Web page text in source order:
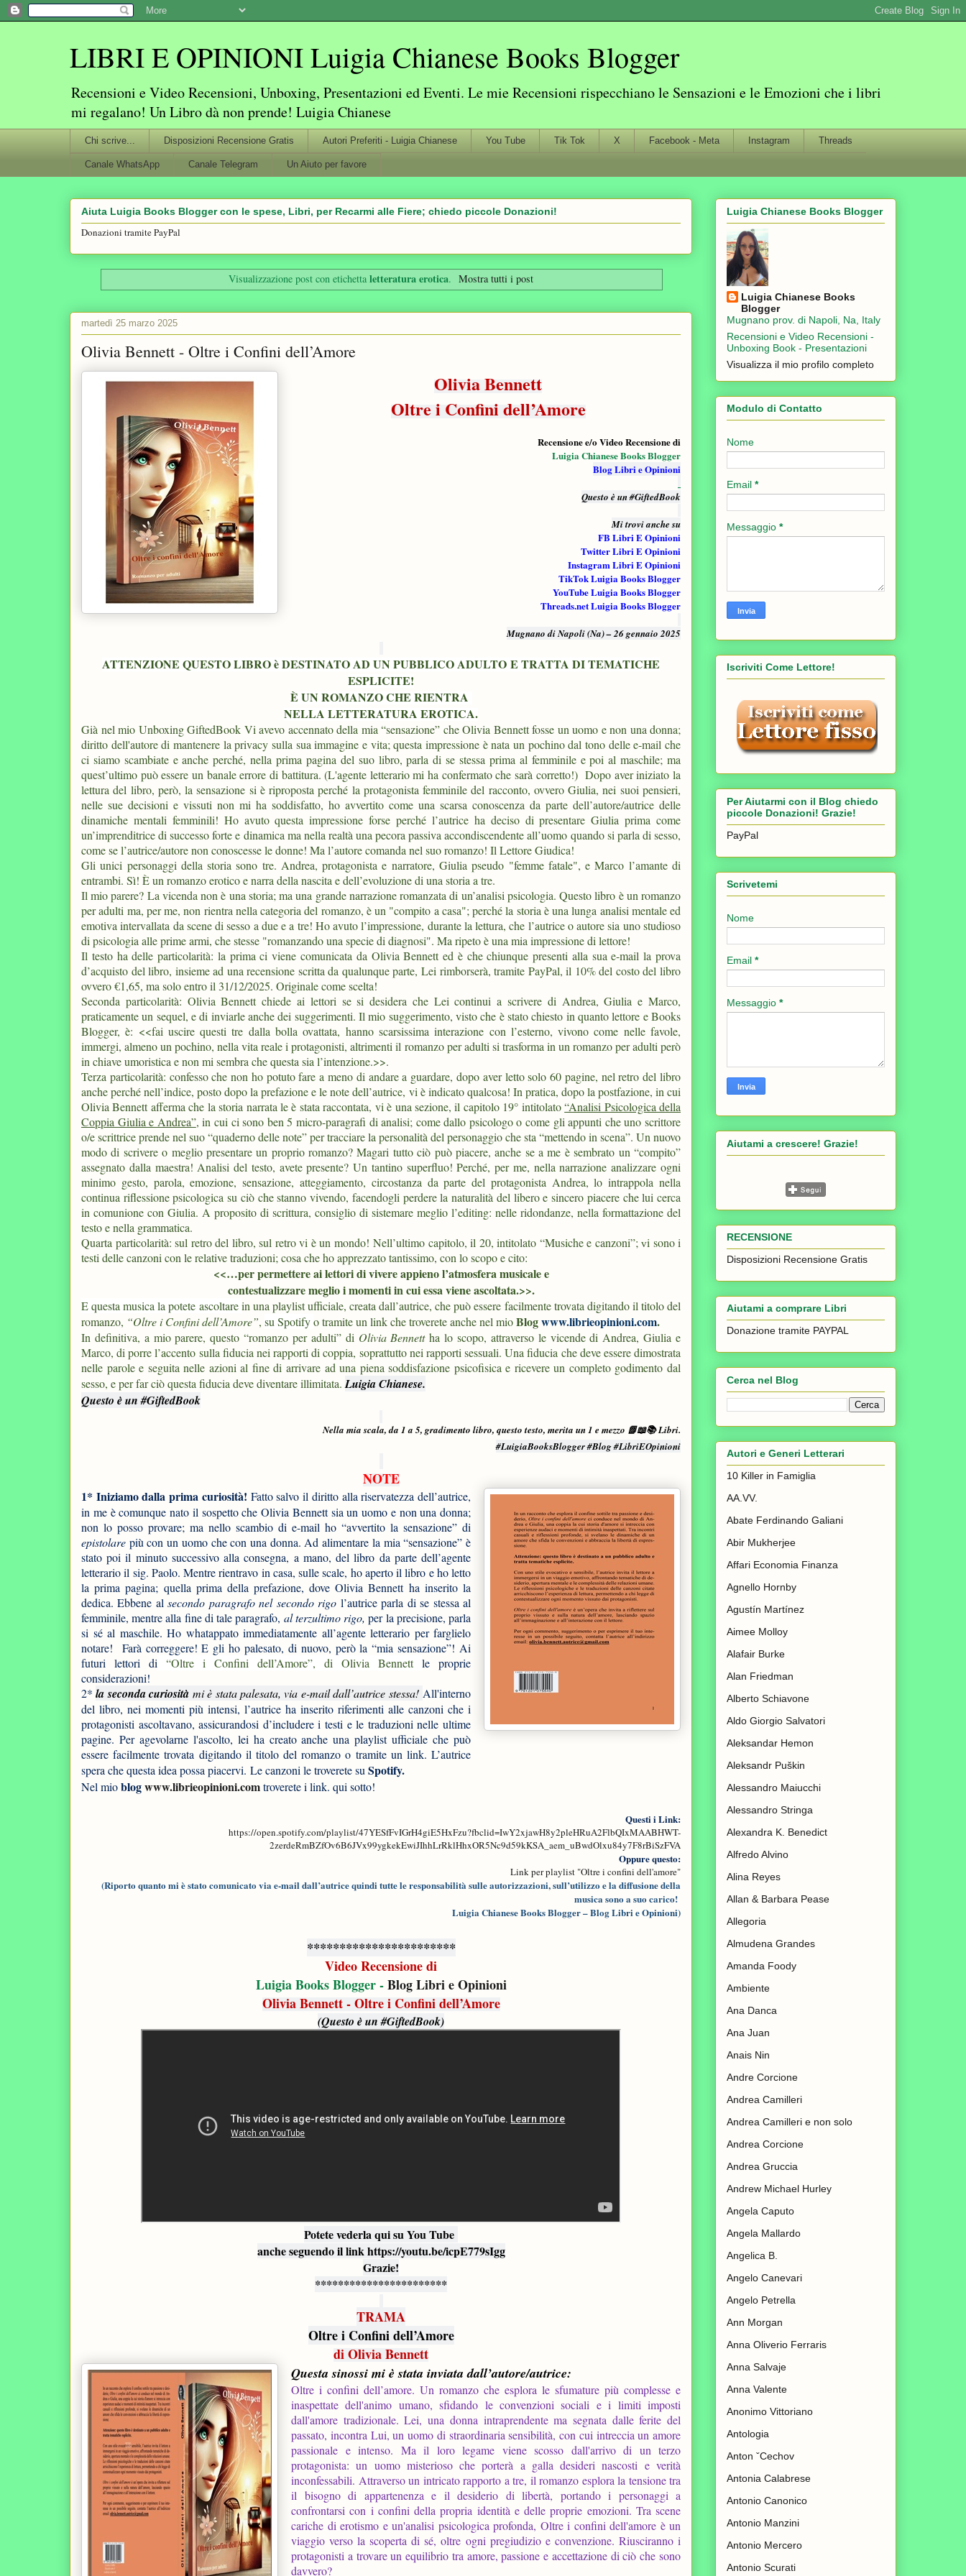
LIBRI E OPINIONI Luigia Chianese Books Blogger
Recensioni e Video Recensioni, Unboxing, Presentazioni ed Eventi. Le mie Recensioni rispecchiano le Sensazioni e le Emozioni che i libri
mi regalano! Un Libro dà non prende! Luigia Chianese
Chi scrive... Disposizioni Recensione Gratis Autori Preferiti - Luigia Chianese You Tube Tik Tok X Facebook - Meta Instagram Threads
Canale WhatsApp Canale Telegram Un Aiuto per favore
Aiuta Luigia Books Blogger con le spese, Libri, per Recarmi alle Fiere; chiedo piccole Donazioni!
Donazioni tramite PayPal
Visualizzazione post con etichettaletteratura erotica. Mostra tutti i post
martedì 25 marzo 2025
Olivia Bennett - Oltre i Confini dell’Amore
Olivia Bennett
Oltre i Confini dell’Amore
Recensione e/o Video Recensione di
Luigia Chianese Books Blogger
Blog Libri e Opinioni
Questo è un #GiftedBook
Mi trovi anche su
FB Libri E Opinioni
Twitter Libri E Opinioni
Instagram Libri E Opinioni
TikTok Luigia Books Blogger
YouTube Luigia Books Blogger
Threads.net Luigia Books Blogger
Mugnano di Napoli (Na) – 26 gennaio 2025
ATTENZIONE QUESTO LIBRO è DESTINATO AD UN PUBBLICO ADULTO E TRATTA DI TEMATICHE
ESPLICITE!
È UN ROMANZO CHE RIENTRA
NELLA LETTERATURA EROTICA.
Già nel mio Unboxing GiftedBook Vi avevo accennato della mia “sensazione” che Olivia Bennett fosse un uomo e non una donna;
diritto dell'autore di mantenere la privacy sulla sua immagine e vita; questa impressione è nata un pochino dal tono delle e-mail che
ci siamo scambiate e anche perché, nella prima pagina del suo libro, parla di se stessa prima al femminile e poi al maschile; ma
quest’ultimo può essere un banale errore di battitura. (L'agente letterario mi ha confermato che sarà corretto!) Dopo aver iniziato la
lettura del libro, però, la sensazione si è riproposta perché la protagonista femminile del racconto, ovvero Giulia, nei suoi pensieri,
nelle sue decisioni e vissuti non mi ha soddisfatto, ho avvertito come una scarsa conoscenza da parte dell’autore/autrice delle
dinamiche mentali femminili! Ho avuto questa impressione forse perché l’autrice ha deciso di presentare Giulia prima come
un’imprenditrice di successo forte e dinamica ma nella realtà una pecora passiva accondiscendente all’uomo quando si parla di sesso,
come se l’autrice/autore non conoscesse le donne! Ma l’autore comanda nel suo romanzo! Il Lettore Giudica!
Gli unici personaggi della storia sono tre. Andrea, protagonista e narratore, Giulia pseudo "femme fatale", e Marco l’amante di
entrambi. Sì! È un romanzo erotico e narra della nascita e dell’evoluzione di una storia a tre.
Il mio parere? La vicenda non è una storia; ma una grande narrazione romanzata di un’analisi psicologia. Questo libro è un romanzo
per adulti ma, per me, non rientra nella categoria del romanzo, è un "compito a casa"; perché la storia è una lunga analisi mentale ed
emotiva intervallata da scene di sesso a due e a tre! Ho avuto l’impressione, durante la lettura, che l’autrice o autore sia uno studioso
di psicologia alle prime armi, che stesse "romanzando una specie di diagnosi". Ma ripeto è una mia impressione di lettore!
Il testo ha delle particolarità: la prima ci viene comunicata da Olivia Bennett ed è che chiunque presenti alla sua e-mail la prova
d’acquisto del libro, insieme ad una recensione scritta da qualunque parte, Lei rimborserà, tramite PayPal, il 10% del costo del libro
ovvero €1,65, ma solo entro il 31/12/2025. Originale come scelta!
Seconda particolarità: Olivia Bennett chiede ai lettori se si desidera che Lei continui a scrivere di Andrea, Giulia e Marco,
praticamente un sequel, e di inviarle anche dei suggerimenti. Il mio suggerimento, visto che è stato chiesto in quanto lettore e Books
Blogger, è: <<fai uscire questi tre dalla bolla ovattata, hanno scarsissima interazione con l’esterno, vivono come nelle favole,
immergi, almeno un pochino, nella vita reale i protagonisti, altrimenti il romanzo per adulti si trasforma in un romanzo per adulti però
in chiave umoristica e non mi sembra che questa sia l’intenzione.>>.
Terza particolarità: confesso che non ho potuto fare a meno di andare a guardare, dopo aver letto solo 60 pagine, nel retro del libro
anche perché nell’indice, posto dopo la prefazione e le note dell’autrice, vi è indicato qualcosa! In pratica, dopo la postfazione, in cui
Olivia Bennett afferma che la storia narrata le è stata raccontata, vi è una sezione, il capitolo 19° intitolato“Analisi Psicologica della
Coppia Giulia e Andrea”, in cui ci sono ben 5 micro-paragrafi di analisi; come dallo psicologo o come gli appunti che uno scrittore
o/e scrittrice prende nel suo “quaderno delle note” per tracciare la personalità del personaggio che sta “mettendo in scena”. Un nuovo
modo di scrivere o meglio presentare un proprio romanzo? Magari tutto ciò può piacere, anche se a me è sembrato un “compito”
assegnato dalla maestra! Analisi del testo, avete presente? Un tantino superfluo! Perché, per me, nella narrazione analizzare ogni
minimo gesto, parola, emozione, sensazione, atteggiamento, circostanza da parte del protagonista Andrea, lo intrappola nella
continua riflessione psicologica su ciò che stanno vivendo, facendogli perdere la naturalità del libero e sincero piacere che lui cerca
in comunione con Giulia. A proposito di scrittura, consiglio di sistemare meglio l’editing: nelle ridondanze, nella formattazione del
testo e nella grammatica.
Quarta particolarità: sul retro del libro, sul retro vi è un mondo! Nell’ultimo capitolo, il 20, intitolato “Musiche e canzoni”; vi sono i
testi delle canzoni con le relative traduzioni; cosa che ho apprezzato tantissimo, con lo scopo e cito:
<<…per permettere ai lettori di vivere appieno l’atmosfera musicale e
contestualizzare meglio i momenti in cui essa viene ascoltata.>>.
E questa musica la potete ascoltarein una playlist ufficiale, creata dall’autrice, che può essere facilmente trovata digitando il titolo del
romanzo, “Oltre i Confini dell’Amore”, su Spotifyo tramite un link che troverete anche nel mioBlogwww.librieopinioni.com.
In definitiva, a mio parere, questo “romanzo per adulti” di Olivia Bennettha lo scopo, attraverso le vicende di Andrea, Giulia e
Marco, di porre l’accento sulla fiducia nei rapporti di coppia, soprattutto nei rapporti sessuali. Una fiducia che deve essere dimostrata
nelle parole e seguita nelle azioni al fine di arrivare ad una piena soddisfazione psicofisica e ricevere un completo godimento dal
sesso, e per far ciò questa fiducia deve diventare illimitata. Luigia Chianese.
Questo è un #GiftedBook
Nella mia scala, da 1 a 5, gradimento libro, questo testo, merita un 1 e mezzo 📗📖📚 Libri.
#LuigiaBooksBlogger #Blog #LibriEOpinioni
NOTE
1* Iniziamo dalla prima curiosità! Fatto salvo il diritto alla riservatezza dell’autrice,
in me è comunque nato il sospetto che Olivia Bennett sia un uomo e non una donna;
non lo posso provare; ma nello scambio di e-mail ho “avvertito la sensazione” di
epistolare più con un uomo che con una donna. Ad alimentare la mia “sensazione” è
stato poi il minuto successivo alla consegna, a mano, del libro da parte dell’agente
letterario il sig. Paolo. Mentre rientravo in casa, sulle scale, ho aperto il libro e ho letto
la prima pagina; quella prima della prefazione, dove Olivia Bennett ha inserito la
dedica. Ebbene alsecondo paragrafo nel secondo rigo l’autrice parla di se stessa al
femminile, mentre alla fine di tale paragrafo, al terzultimo rigo, per la precisione, parla
si sé al maschile. Ho whatappato immediatamente all’agente letterario per farglielo
notare!
Farà correggere! E gli ho palesato, di nuovo, però la “mia sensazione”! Ai
futuri lettori di “Oltre i Confini dell’Amore”, di Olivia Bennett le proprie
considerazioni!
2*la seconda curiosità mi è stata palesata, via e-mail dall’autrice stessa! All'interno
del libro, nei momenti più intensi, l’autrice ha inserito riferimenti alle canzoni che i
protagonisti ascoltavano, assicurandosi d’includere i testi e le traduzioni nelle ultime
pagine. Per agevolarne l'ascolto, lei ha creato anche una playlist ufficiale che può
essere facilmente trovata digitando il titolo del romanzo o tramite un link. L’autrice
spera che questa idea possa piacervi. Le canzoni le troverete su Spotify.
Nel mioblogwww.librieopinioni.comtroverete i link. qui sotto!
Questi i Link:
https://open.spotify.com/playlist/47YESfFvIGrH4giE5HxFzu?fbclid=IwY2xjawH8y2pleHRuA2FlbQIxMAABHWT-
2zerdeRmBZfOv6B6JVx99ygkekEwiJIhhLrRklHhxOR5Nc9d59kKSA_aem_uBwdOlxu84y7F8rBiSzFVA
Oppure questo:
Link per playlist "Oltre i confini dell'amore"
(Riporto quanto mi è stato comunicato via e-mail dall’autrice quindi tutte le responsabilità sulle autorizzazioni, sull’utilizzo e la diffusione della
musica sono a suo carico!
Luigia Chianese Books Blogger – Blog Libri e Opinioni)
***********************
Video Recensione di
Luigia Books Blogger -Blog Libri e Opinioni
Olivia Bennett - Oltre i Confini dell’Amore
(Questo è un #GiftedBook)
Potete vederla qui su You Tube
anche seguendo il link https://youtu.be/icpE779sIgg
Grazie!
***********************
TRAMA
Oltre i Confini dell’Amore
di Olivia Bennett
Questa sinossi mi è stata inviata dall’autore/autrice:
Oltre i confini dell’amore. Un romanzo che esplora le sfumature più complesse e
inaspettate dell'animo umano, sfidando le convenzioni sociali e i limiti imposti
dall'amore tradizionale. Lei, una donna intraprendente ma segnata dalle ferite del
passato, incontra Lui, un uomo di straordinaria sensibilità, con cui intreccia un amore
passionale e intenso. Ma il loro legame viene scosso dall'arrivo di un terzo
protagonista: un uomo misterioso che porterà a galla desideri nascosti e verità
inconfessabili. Attraverso un intricato rapporto a tre, il romanzo esplora la tensione tra
il bisogno di appartenenza e il desiderio di libertà, portando i personaggi a
confrontarsi con i confini della propria identità e delle proprie emozioni. Tra scene
cariche di erotismo e un'analisi psicologica profonda, Oltre i confini dell'amore è un
viaggio verso la scoperta di sé, oltre ogni pregiudizio e convenzione. Riusciranno i
protagonisti a trovare un equilibrio tra amore, passione e accettazione di ciò che sono
davvero?
Luigia Chianese Books Blogger
Luigia Chianese Books
Blogger
Mugnano prov. di Napoli, Na, Italy
Recensioni e Video Recensioni -
Unboxing Book - Presentazioni
Visualizza il mio profilo completo
Modulo di Contatto
Nome
Email *
Messaggio *
Iscriviti Come Lettore!
Per Aiutarmi con il Blog chiedo
piccole Donazioni! Grazie!
PayPal
Scrivetemi
Nome
Email *
Messaggio *
Aiutami a crescere! Grazie!
RECENSIONE
Disposizioni Recensione Gratis
Aiutami a comprare Libri
Donazione tramite PAYPAL
Cerca nel Blog
Autori e Generi Letterari
10 Killer in Famiglia
AA.VV.
Abate Ferdinando Galiani
Abir Mukherjee
Affari Economia Finanza
Agnello Hornby
Agustín Martínez
Aimee Molloy
Alafair Burke
Alan Friedman
Alberto Schiavone
Aldo Giorgio Salvatori
Aleksandar Hemon
Aleksandr Puškin
Alessandro Maiucchi
Alessandro Stringa
Alexandra K. Benedict
Alfredo Alvino
Alina Reyes
Allan & Barbara Pease
Allegoria
Almudena Grandes
Amanda Foody
Ambiente
Ana Danca
Ana Juan
Anais Nin
Andre Corcione
Andrea Camilleri
Andrea Camilleri e non solo
Andrea Corcione
Andrea Gruccia
Andrew Michael Hurley
Angela Caputo
Angela Mallardo
Angelica B.
Angelo Canevari
Angelo Petrella
Ann Morgan
Anna Oliverio Ferraris
Anna Salvaje
Anna Valente
Anonimo Vittoriano
Antologia
Anton ˇCechov
Antonia Calabrese
Antonio Canonico
Antonio Manzini
Antonio Mercero
Antonio Scurati